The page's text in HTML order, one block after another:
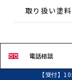
電話相談
【受付】
取り扱い塗